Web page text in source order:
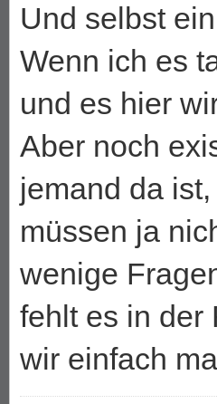
Und selbst
Wenn ich es
und es hier
Aber noch
jemand da
müssen ja
wenige
fehlt es in der
wir einfach